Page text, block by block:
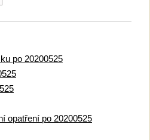
po 20200525
opatření po 20200525